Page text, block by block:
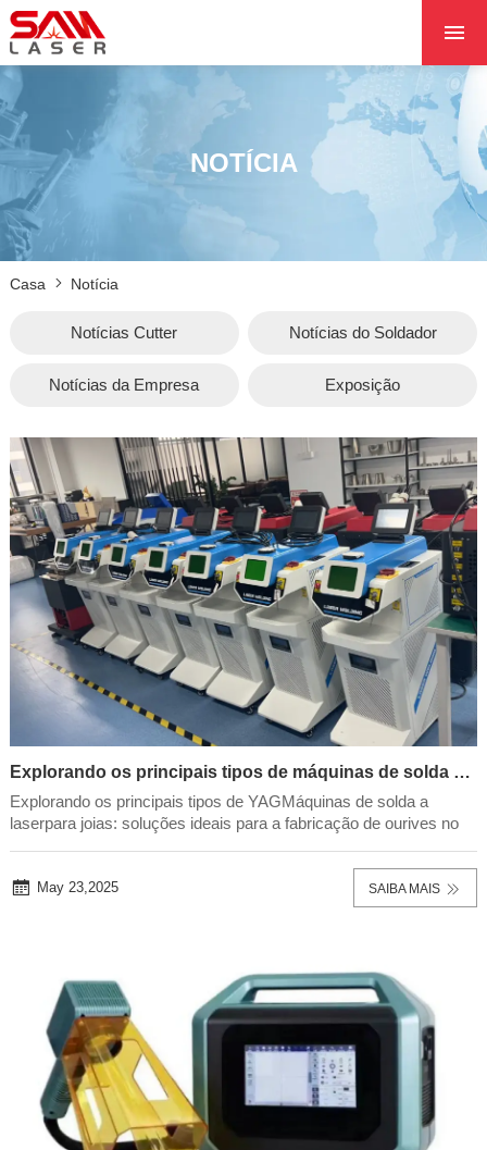
QUEM SOMOS
PRODUTOS
NOTÍCIA
NOTÍCIA
Casa Notícia
Notícias Cutter Notícias do Soldador
Notícias da Empresa Exposição
Explorando os principais tipos de máquinas de solda a laser YAG para joias!
Explorando os principais tipos de YAGMáquinas de solda a
laserpara joias: soluções ideais para a fabricação de ourives no
indústria de joias,Máquinas de solda a laser YAG tornaram-se
uma ferramenta fundamental parao...
May 23,2025 SAIBA MAIS